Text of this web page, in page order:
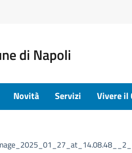
di Napoli
Novità Servizi Vivere il